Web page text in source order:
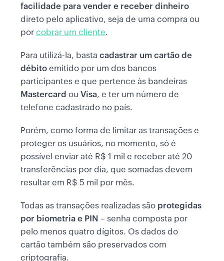
facilidade para vender e receber dinheiro
direto pelo aplicativo, seja de uma compra ou
por cobrar um cliente.
Para utilizá-la, basta cadastrar um cartão de
débito emitido por um dos bancos
participantes e que pertence às bandeiras
Mastercard ou Visa, e ter um número de
telefone cadastrado no país.
Porém, como forma de limitar as transações e
proteger os usuários, no momento, só é
possível enviar até R$ 1 mil e receber até 20
transferências por dia, que somadas devem
resultar em R$ 5 mil por mês.
Todas as transações realizadas são protegidas
por biometria e PIN – senha composta por
pelo menos quatro dígitos. Os dados do
cartão também são preservados com
criptografia.